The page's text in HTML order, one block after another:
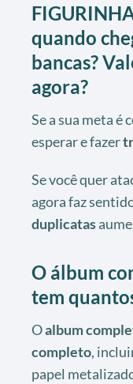
quando
bancas?
agora?
Se a sua meta é
esperar e fazer
Se você quer
agora faz
duplicatas
O álbum
tem
Oalbum
completo,
papel